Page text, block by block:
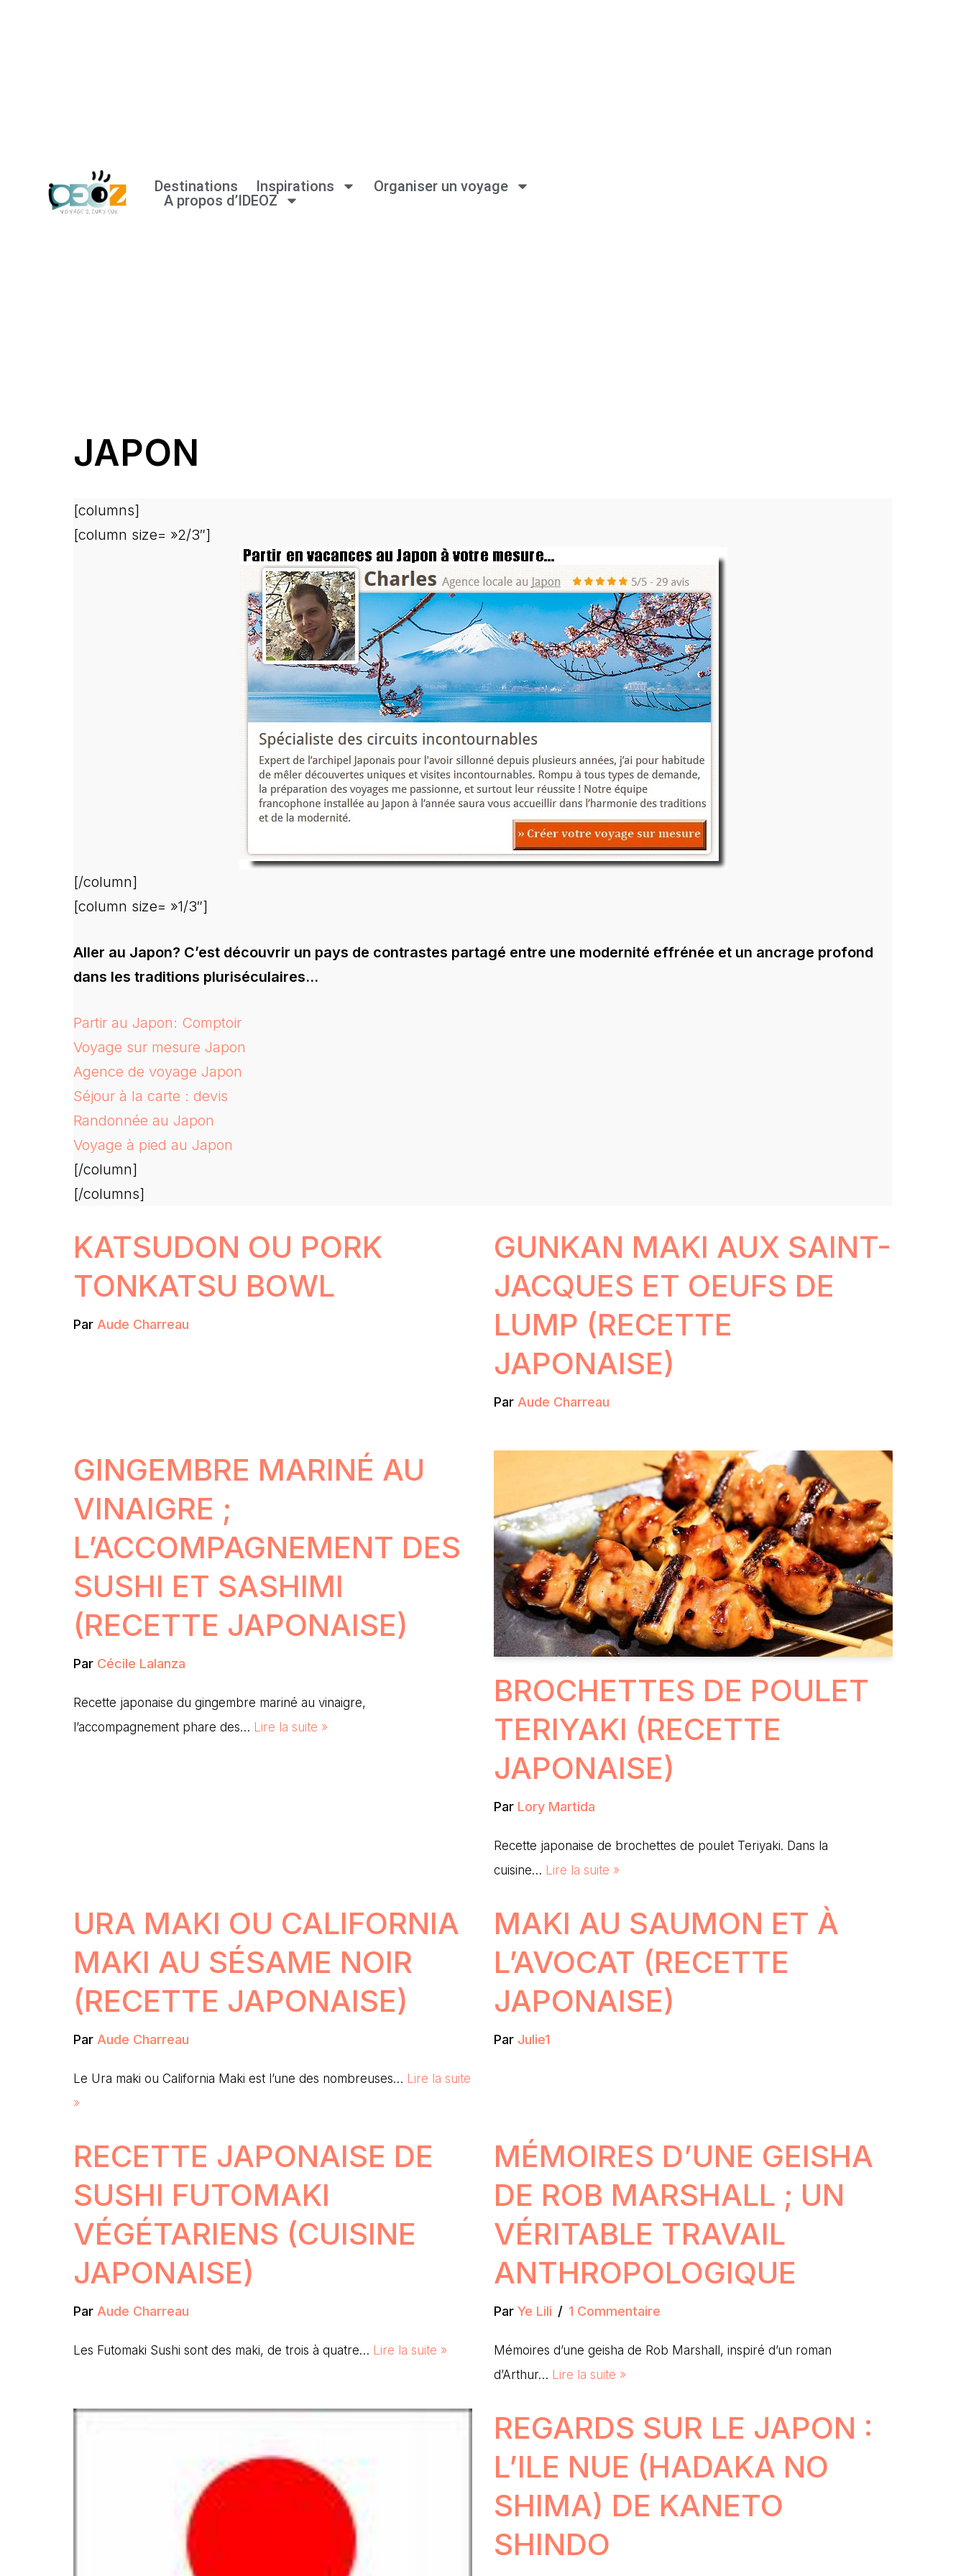
Destinations Inspirations
Organiser un voyage
A propos d’IDEOZ
JAPON
[columns]
[column size= »2/3″]
[/column]
[column size= »1/3″]
Aller au Japon? C’est découvrir un pays de contrastes partagé entre une modernité effrénée et un ancrage profond
dans les traditions pluriséculaires…
Partir au Japon: Comptoir
Voyage sur mesure Japon
Agence de voyage Japon
Séjour à la carte : devis
Randonnée au Japon
Voyage à pied au Japon
[/column]
[/columns]
KATSUDON OU PORK
TONKATSU BOWL
Par Aude Charreau
GUNKAN MAKI AUX SAINT-
JACQUES ET OEUFS DE
LUMP (RECETTE
JAPONAISE)
Par Aude Charreau
GINGEMBRE MARINÉ AU
VINAIGRE ;
L’ACCOMPAGNEMENT DES
SUSHI ET SASHIMI
(RECETTE JAPONAISE)
Par Cécile Lalanza
Recette japonaise du gingembre mariné au vinaigre,
l’accompagnement phare des… Lire la suite »
BROCHETTES DE POULET
TERIYAKI (RECETTE
JAPONAISE)
Par Lory Martida
Recette japonaise de brochettes de poulet Teriyaki. Dans la
cuisine… Lire la suite »
URA MAKI OU CALIFORNIA
MAKI AU SÉSAME NOIR
(RECETTE JAPONAISE)
Par Aude Charreau
Le Ura maki ou California Maki est l’une des nombreuses… Lire la suite
»
MAKI AU SAUMON ET À
L’AVOCAT (RECETTE
JAPONAISE)
Par Julie1
RECETTE JAPONAISE DE
SUSHI FUTOMAKI
VÉGÉTARIENS (CUISINE
JAPONAISE)
Par Aude Charreau
Les Futomaki Sushi sont des maki, de trois à quatre… Lire la suite »
MÉMOIRES D’UNE GEISHA
DE ROB MARSHALL ; UN
VÉRITABLE TRAVAIL
ANTHROPOLOGIQUE
Par Ye Lili 1 Commentaire
Mémoires d’une geisha de Rob Marshall, inspiré d’un roman
d’Arthur… Lire la suite »
REGARDS SUR LE JAPON :
L’ILE NUE (HADAKA NO
SHIMA) DE KANETO
SHINDO